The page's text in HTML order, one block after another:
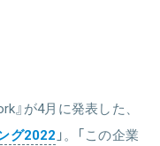
』が4月に発表した、
グ2022 」。「この企業